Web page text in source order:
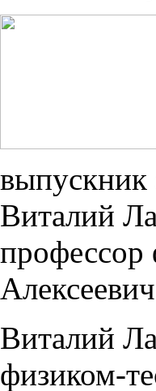
выпускник
Виталий
профессор
Виталий
физиком-